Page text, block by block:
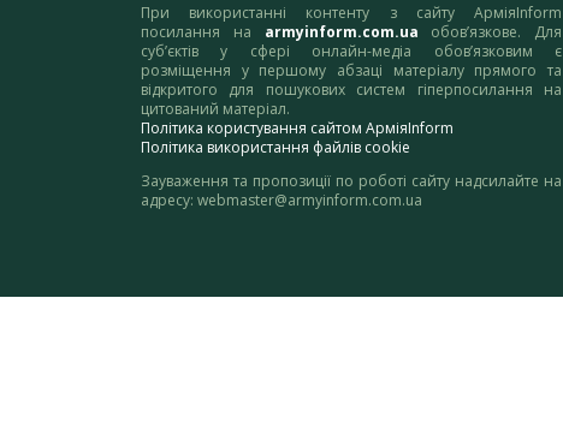
При використанні контенту з сайту АрміяInform
посилання на armyinform.com.ua обов’язкове. Для
суб’єктів у сфері онлайн-медіа обов’язковим є
розміщення у першому абзаці матеріалу прямого та
відкритого для пошукових систем гіперпосилання на
цитований матеріал.
Політика користування сайтом АрміяInform
Політика використання файлів cookie
Зауваження та пропозиції по роботі сайту надсилайте на
адресу: webmaster@armyinform.com.ua